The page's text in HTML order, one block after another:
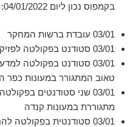
בקמפוס נכון ליום 04/01/2022:
03/01 עובדת ברשות המחקר
03/01 סטודנט בפקולטה לפזיקה המתגורר במעונות הסנט
03/01 סטודנט בפקולטה
טאוב המתגורר במעונות כפר
03/01 שני סטודנטים
מתגוררת במעונות קנדה
03/01 סטודנטית בפקולטה להנדסת תעשייה וניהול